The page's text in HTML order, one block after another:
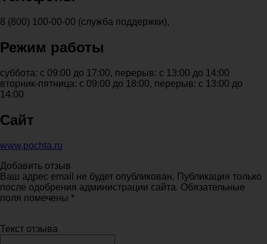
8 (800) 100-00-00 (служба поддержки),
Режим работы
суббота: с 09:00 до 17:00, перерыв: с 13:00 до 14:00
вторник-пятница: с 09:00 до 18:00, перерыв: с 13:00 до
14:00
Сайт
www.pochta.ru
Добавить отзыв
Ваш адрес email не будет опубликован. Публикация только
после одобрения администрации сайта. Обязательные
поля помечены *
Текст отзыва